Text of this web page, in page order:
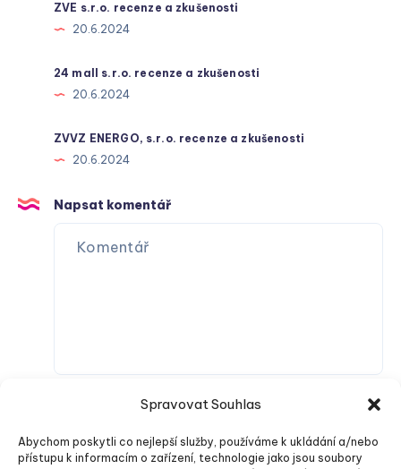
Spravovat Souhlas
Abychom poskytli co nejlepší služby, používáme k ukládání a/nebo
přístupu k informacím o zařízení, technologie jako jsou soubory
ZVE s.r.o. recenze a zkušenosti
20.6.2024
24 mall s.r.o. recenze a zkušenosti
20.6.2024
ZVVZ ENERGO, s.r.o. recenze a zkušenosti
20.6.2024
Napsat komentář